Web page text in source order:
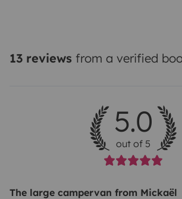
13 reviews from a verified
5.0
out of 5
The large campervan from Mickaël